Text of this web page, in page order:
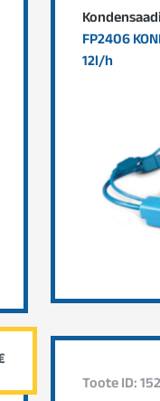
FP2406
12l/h
Toote ID: